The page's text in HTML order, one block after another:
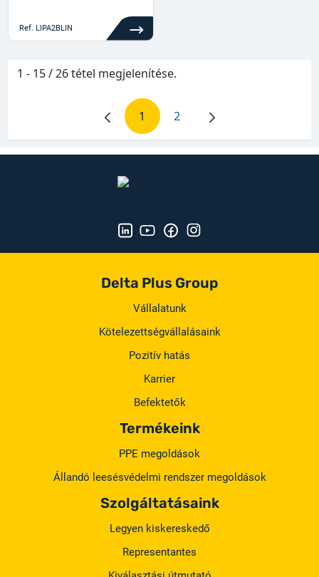
Ref. LIPA2BLIN
1 - 15 / 26 tétel megjelenítése.
Oldal
1 Oldal
2
Delta Plus Group
Vállalatunk
Kötelezettségvállalásaink
Pozitív hatás
Karrier
Befektetők
Termékeink
PPE megoldások
Állandó leesésvédelmi rendszer megoldások
Szolgáltatásaink
Legyen kiskereskedő
Representantes